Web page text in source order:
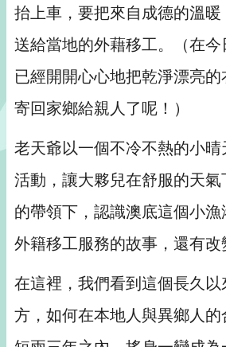
抬上車，要把來自成德的溫
送給當地的外藉移工。（在
已經開開心心地把乾淨漂亮
寄回家鄉給親人了呢！）
老天爺以一個不冷不熱的小
活動，讓大夥兒在舒服的天
的帶領下，認識澳底這個小
外籍移工服務的故事，還有改
在這裡，我們看到這個長久
方，如何在本地人與異鄉人